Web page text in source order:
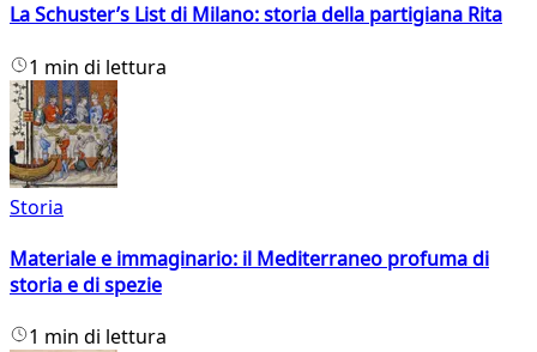
La Schuster’s List di Milano: storia della partigiana Rita
1 min di lettura
Storia
Materiale e immaginario: il Mediterraneo profuma di
storia e di spezie
1 min di lettura